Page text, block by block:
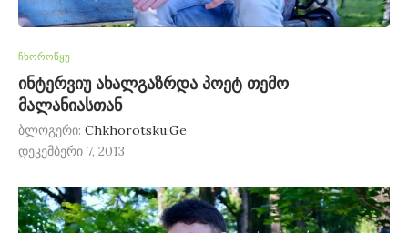
ჩხოროწყუ
ინტერვიუ ახალგაზრდა პოეტ თემო
მალანიასთან
ბლოგერი: Chkhorotsku.Ge
დეკემბერი 7, 2013